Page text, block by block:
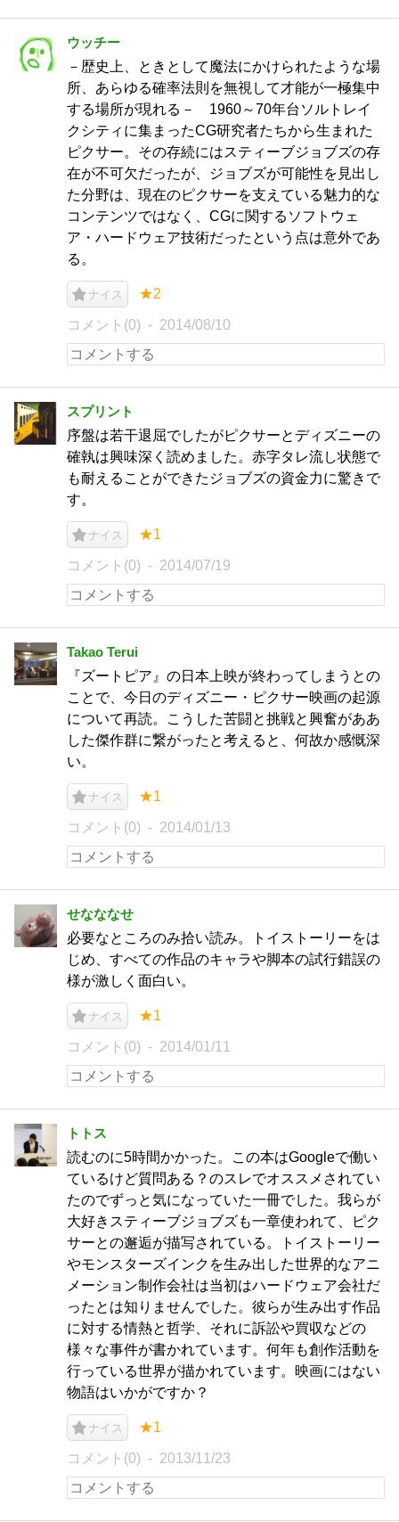
ウッチー
－歴史上、ときとして魔法にかけられたような場
所、あらゆる確率法則を無視して才能が一極集中
する場所が現れる－ 1960～70年台ソルトレイ
クシティに集まったCG研究者たちから生まれた
ピクサー。その存続にはスティーブジョブズの存
在が不可欠だったが、ジョブズが可能性を見出し
た分野は、現在のピクサーを支えている魅力的な
コンテンツではなく、CGに関するソフトウェ
ア・ハードウェア技術だったという点は意外であ
る。
ナイス ★2
コメント(0) 2014/08/10
スプリント
序盤は若干退屈でしたがピクサーとディズニーの
確執は興味深く読めました。赤字タレ流し状態で
も耐えることができたジョブズの資金力に驚きで
す。
ナイス ★1
コメント(0) 2014/07/19
Takao Terui
『ズートピア』の日本上映が終わってしまうとの
ことで、今日のディズニー・ピクサー映画の起源
について再読。こうした苦闘と挑戦と興奮がああ
した傑作群に繋がったと考えると、何故か感慨深
い。
ナイス ★1
コメント(0) 2014/01/13
せなななせ
必要なところのみ拾い読み。トイストーリーをは
じめ、すべての作品のキャラや脚本の試行錯誤の
様が激しく面白い。
ナイス ★1
コメント(0) 2014/01/11
トトス
読むのに5時間かかった。この本はGoogleで働い
ているけど質問ある？のスレでオススメされてい
たのでずっと気になっていた一冊でした。我らが
大好きスティーブジョブズも一章使われて、ピク
サーとの邂逅が描写されている。トイストーリー
やモンスターズインクを生み出した世界的なアニ
メーション制作会社は当初はハードウェア会社だ
ったとは知りませんでした。彼らが生み出す作品
に対する情熱と哲学、それに訴訟や買収などの
様々な事件が書かれています。何年も創作活動を
行っている世界が描かれています。映画にはない
物語はいかがですか？
ナイス ★1
コメント(0) 2013/11/23